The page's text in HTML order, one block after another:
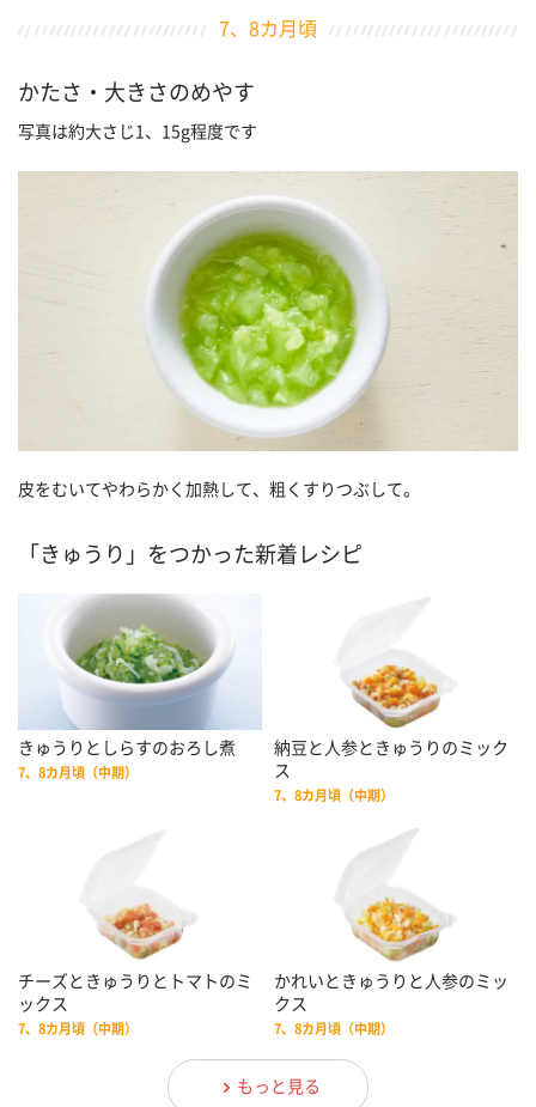
7、8カ月頃
かたさ・大きさのめやす
写真は約大さじ1、15g程度です
皮をむいてやわらかく加熱して、粗くすりつぶして。
「きゅうり」をつかった新着レシピ
きゅうりとしらすのおろし煮
7、8カ月頃（中期）
納豆と人参ときゅうりのミック
ス
7、8カ月頃（中期）
チーズときゅうりとトマトのミ
ックス
7、8カ月頃（中期）
かれいときゅうりと人参のミッ
クス
7、8カ月頃（中期）
もっと見る